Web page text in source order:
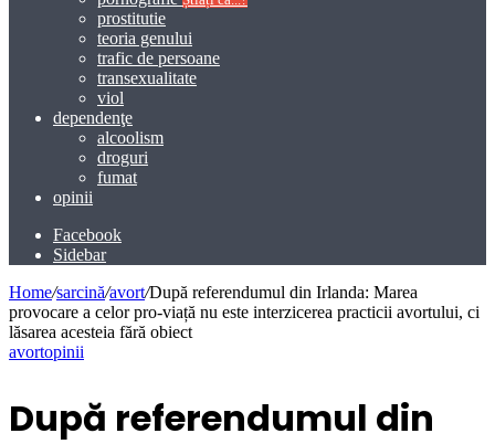
prostitutie
teoria genului
trafic de persoane
transexualitate
viol
dependenţe
alcoolism
droguri
fumat
opinii
Facebook
Sidebar
Home/sarcină/avort/După referendumul din Irlanda: Marea
provocare a celor pro-viață nu este interzicerea practicii avortului, ci
lăsarea acesteia fără obiect
avortopinii
După referendumul din